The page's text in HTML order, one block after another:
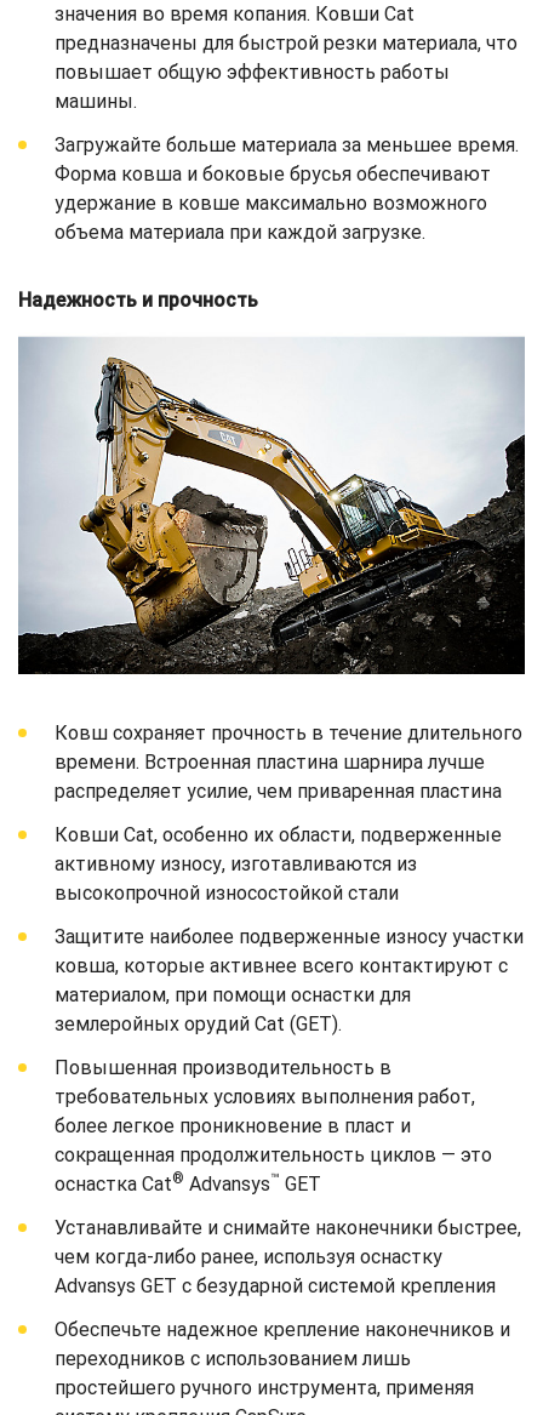
значения во время копания. Ковши Cat
предназначены для быстрой резки материала, что
повышает общую эффективность работы
машины.
Загружайте больше материала за меньшее время.
Форма ковша и боковые брусья обеспечивают
удержание в ковше максимально возможного
объема материала при каждой загрузке.
Надежность и прочность
Ковш сохраняет прочность в течение длительного
времени. Встроенная пластина шарнира лучше
распределяет усилие, чем приваренная пластина
Ковши Cat, особенно их области, подверженные
активному износу, изготавливаются из
высокопрочной износостойкой стали
Защитите наиболее подверженные износу участки
ковша, которые активнее всего контактируют с
материалом, при помощи оснастки для
землеройных орудий Cat (GET).
Повышенная производительность в
требовательных условиях выполнения работ,
более легкое проникновение в пласт и
сокращенная продолжительность циклов — это
оснастка Cat® Advansys™ GET
Устанавливайте и снимайте наконечники быстрее,
чем когда-либо ранее, используя оснастку
Advansys GET с безударной системой крепления
Обеспечьте надежное крепление наконечников и
переходников с использованием лишь
простейшего ручного инструмента, применяя